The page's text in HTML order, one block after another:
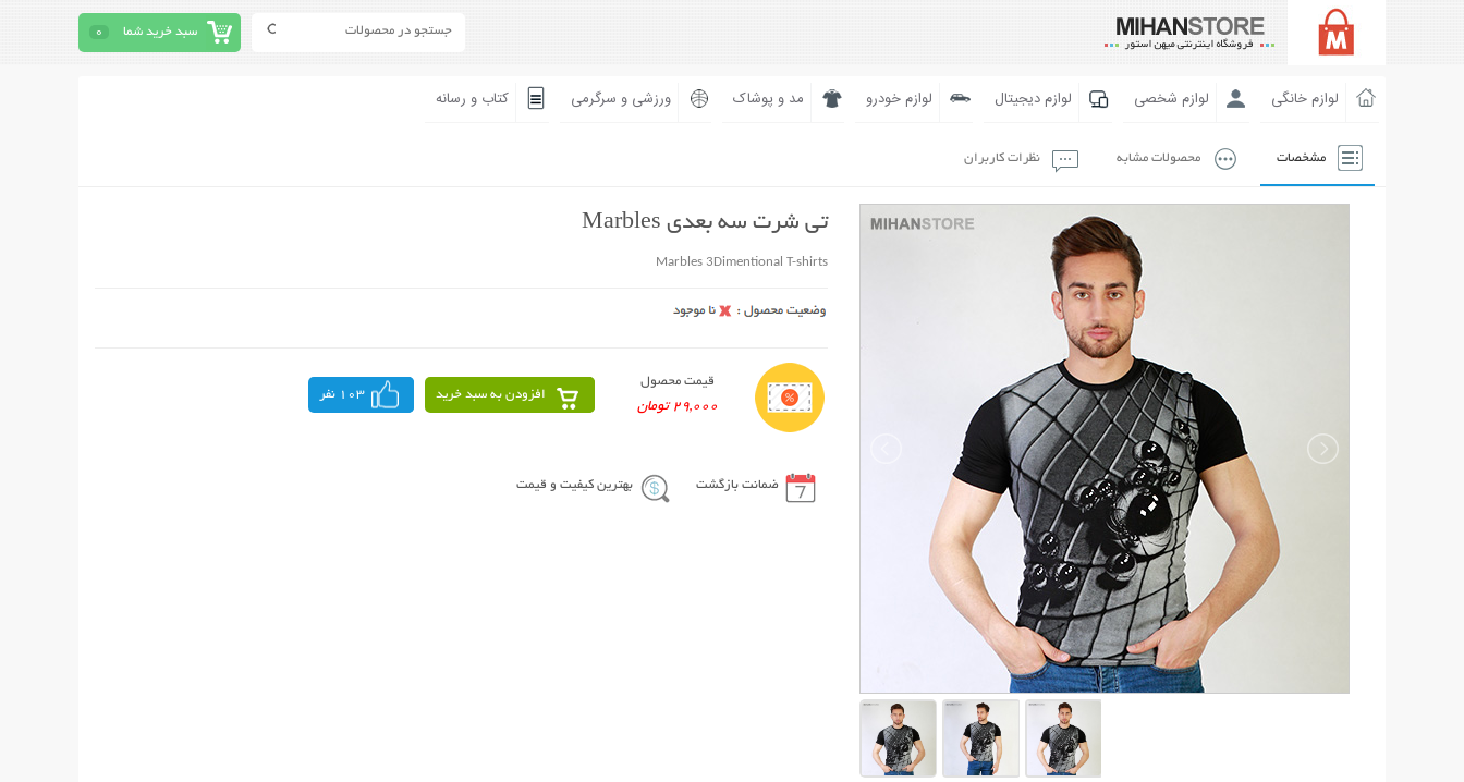
سبد خرید شما 0
لوازم خانگی لوازم شخصی لوازم دیجیتال لوازم خودرو مد و پوشاک ورزشی و سرگرمی کتاب و رسانه
مشخصات محصولات مشابه نظرات کاربران
تی شرت سه بعدی Marbles
Marbles 3Dimentional T-shirts
قیمت محصول
29,000 تومان
افزودن به سبد خرید 103 نفر
ضمانت بازگشت بهترین کیفیت و قیمت